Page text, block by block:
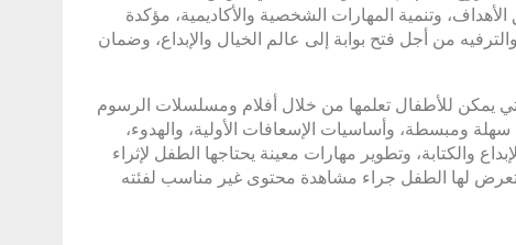
وتنمية المهارات الشخصية والأكاديمية، مؤكدة
من أجل فتح بوابة إلى عالم الخيال والإبداع، وضمان
يمكن للأطفال تعلمها من خلال أفلام ومسلسلات الرسوم
سهلة ومبسطة، وأساسيات الإسعافات الأولية، والهدوء،
والكتابة، وتطوير مهارات معينة يحتاجها الطفل لإثراء
لها الطفل جراء مشاهدة محتوى غير مناسب لفئته